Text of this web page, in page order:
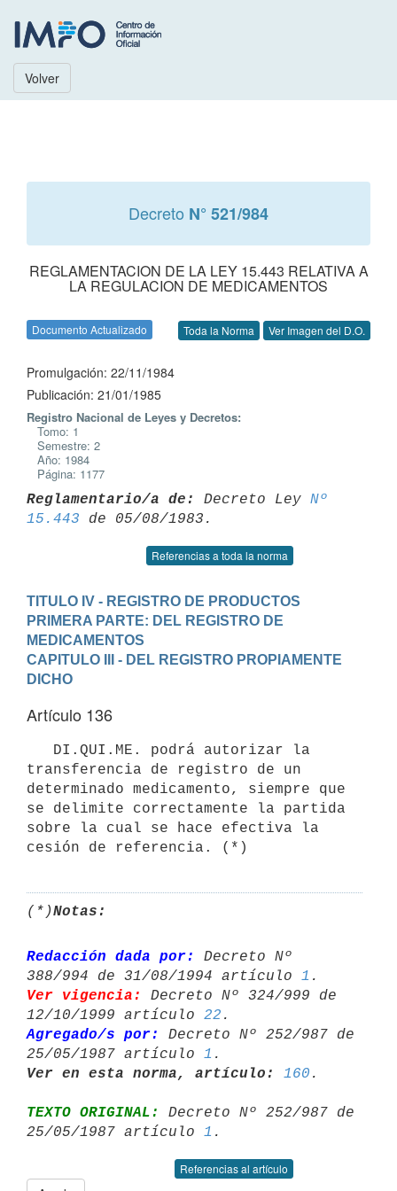
Volver
Decreto N° 521/984
REGLAMENTACION DE LA LEY 15.443 RELATIVA A
LA REGULACION DE MEDICAMENTOS
Documento Actualizado Toda la Norma Ver Imagen del D.O.
Promulgación: 22/11/1984
Publicación: 21/01/1985
Registro Nacional de Leyes y Decretos:
Tomo: 1
Semestre: 2
Año: 1984
Página: 1177
Reglamentario/a de: Decreto Ley Nº
15.443
Referencias a toda la norma
TITULO IV - REGISTRO DE PRODUCTOS
PRIMERA PARTE: DEL REGISTRO DE
MEDICAMENTOS
CAPITULO III - DEL REGISTRO PROPIAMENTE
DICHO
Artículo 136
transferencia de registro de un
determinado medicamento, siempre que
se delimite correctamente la partida
sobre la cual se hace efectiva la
(*)Notas:
Redacción dada por:
Decreto Nº
388/994 de 31/08/1994 artículo 1
Ver vigencia:
Decreto Nº 324/999 de
12/10/1999 artículo 22
Agregado/s por:
Decreto Nº 252/987 de
25/05/1987 artículo 1
Ver en esta norma, artículo:
160
TEXTO ORIGINAL:
Decreto Nº 252/987 de
25/05/1987 artículo 1
Referencias al artículo